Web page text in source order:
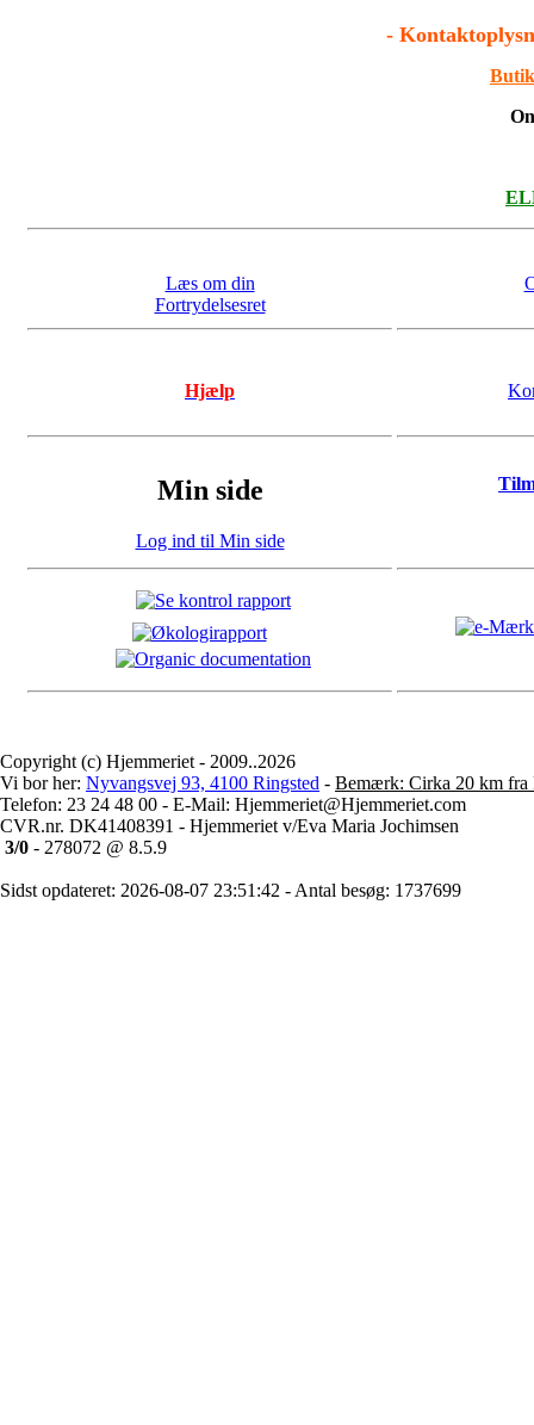
-
Læs om din
Fortrydelsesret
Hjælp
Min side
Log ind til Min side
Copyright (c) Hjemmeriet - 2009..2026
Vi bor her: Nyvangsvej 93, 4100 Ringsted - Bemærk: Cirka 20 km fra
Telefon: 23 24 48 00 - E-Mail: Hjemmeriet@Hjemmeriet.com
CVR.nr. DK41408391 - Hjemmeriet v/Eva Maria Jochimsen
3/0 - 278072 @ 8.5.9
Sidst opdateret: 2026-08-07 23:51:42 - Antal besøg: 1737699